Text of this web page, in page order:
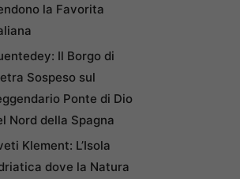
la Favorita
Il Borgo di
Sospeso sul
Ponte di Dio
Nord della Spagna
Klement: L’Isola
dove la Natura